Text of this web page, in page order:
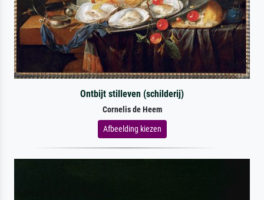
Ontbijt stilleven (schilderij)
Cornelis de Heem
Afbeelding kiezen